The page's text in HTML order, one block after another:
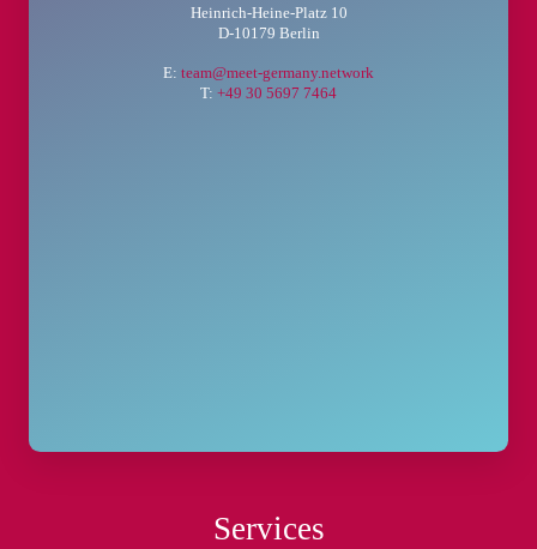
Heinrich-Heine-Platz 10
D-10179 Berlin
E: team@meet-germany.network
T: +49 30 5697 7464
Services